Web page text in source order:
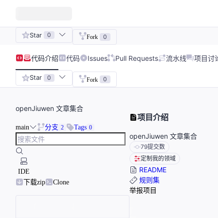
Star 0 Fork 0
代码介绍 代码 Issues Pull Requests 流水线 项目讨
Star 0 Fork 0
openJiuwen 文章集合
main 分支 2 Tags 0
IDE
下载zip
Clone
项目介绍
openJiuwen 文章集合
79提交数
定制我的领域
README
规则集
举报项目